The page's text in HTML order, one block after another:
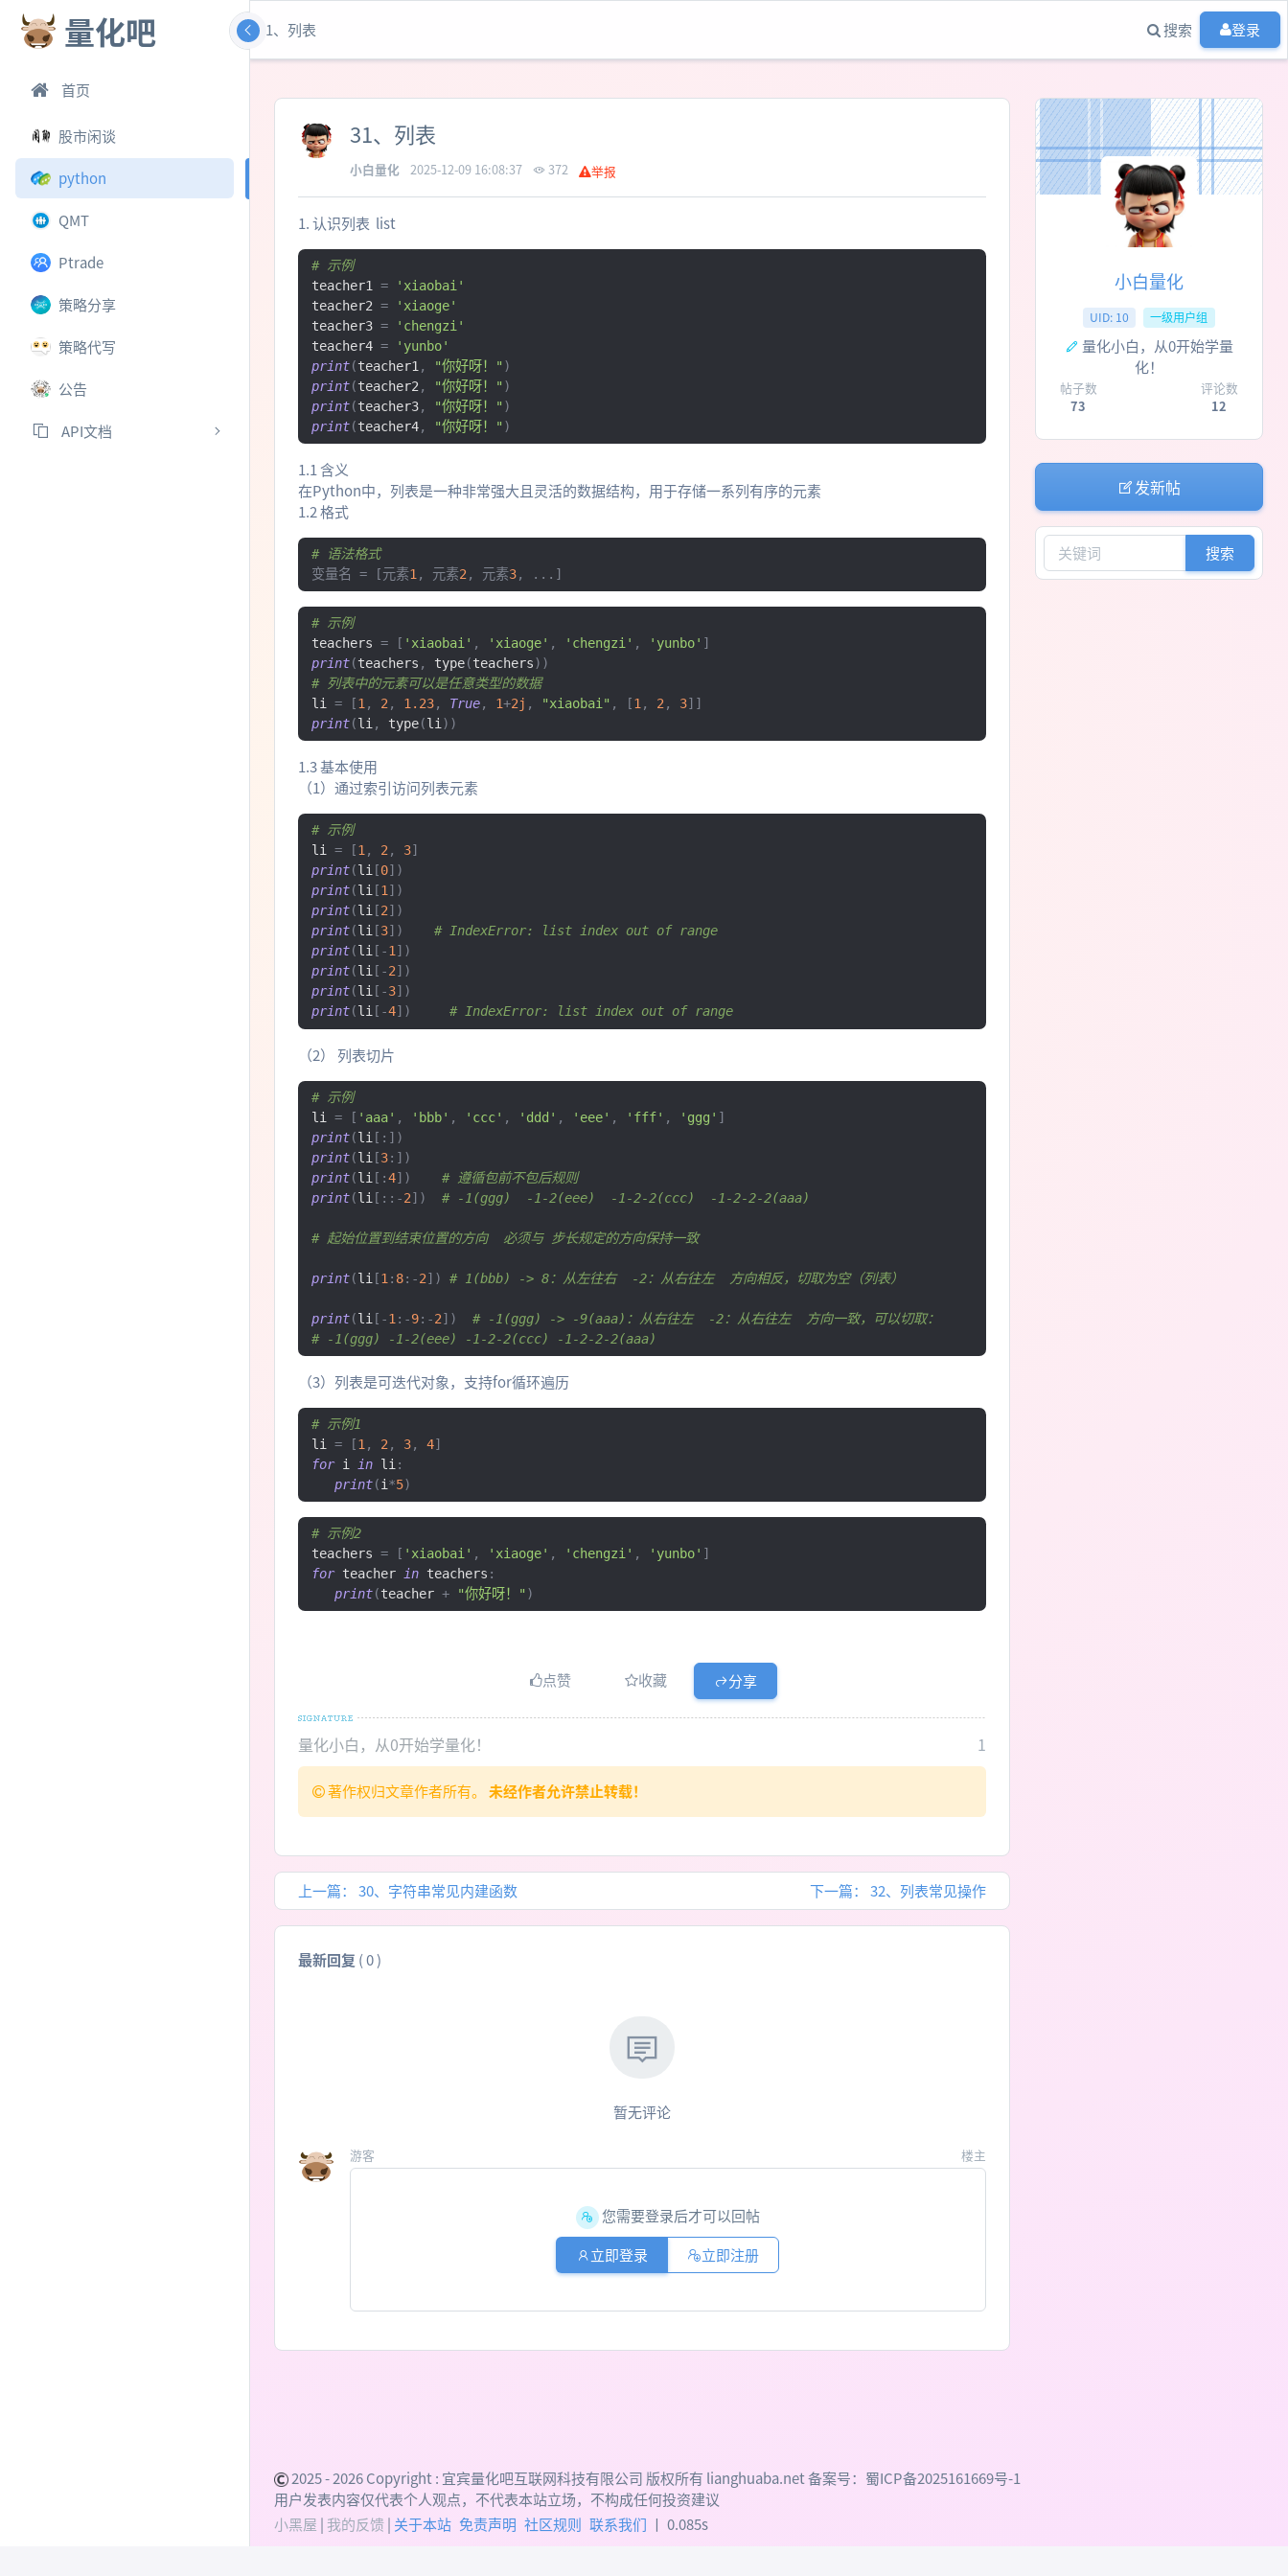
量化吧
首页
股市闲谈
python
QMT
Ptrade
策略分享
策略代写
公告
API文档
31、列表 搜索 登录
31、列表
小白量化 2025-12-09 16:08:37 372 举报
1. 认识列表 list
# 示例
teacher1 =
'xiaobai'
teacher2 =
'xiaoge'
teacher3 =
'chengzi'
teacher4 =
'yunbo'
print(teacher1 , "你好呀！" )
print(teacher2 , "你好呀！" )
print(teacher3, "你好呀！" )
print(teacher4, "你好呀！" )
1.1 含义
在Python中，列表是一种非常强大且灵活的数据结构，用于存储一系列有序的元素
1.2 格式
# 语法格式
变量名
= [元素1 , 元素2 , 元素3, ...]
# 示例
teachers = [ 'xiaobai' , 'xiaoge' , 'chengzi' , 'yunbo' ]
print(teachers , type(teachers))
# 列表中的元素可以是任意类型的数据
li = [1 , 2 , 1.23, True, 1+2j , "xiaobai" , [1 , 2 , 3]]
print(li , type(li ))
1.3 基本使用
（1）通过索引访问列表元素
# 示例
li = [1, 2, 3]
print(li [0])
print(li [1])
print(li [2])
print(li [3])
# IndexError: list index out of range
print(li [-1])
print(li [-2])
print(li [-3])
print(li [-4]) # IndexError: list index out of range
（2） 列表切片
# 示例
li = [ 'aaa' , 'bbb' , 'ccc' , 'ddd' , 'eee' , 'fff' , 'ggg' ]
print(li [:])
print(li [3:])
print(li [:4])
# 遵循包前不包后规则
print(li [::-2]) # -1(ggg)  -1-2(eee)  -1-2-2(ccc)  -1-2-2-2(aaa)
# 起始位置到结束位置的方向  必须与 步长规定的方向保持一致
print(li [1 : 8:-2]) # 1(bbb) -> 8：从左往右  -2：从右往左  方向相反，切取为空（列表）
print(li [-1 :-9:-2])
# -1(ggg) -> -9(aaa)：从右往左  -2：从右往左  方向一致，可以切取：
# -1(ggg) -1-2(eee) -1-2-2(ccc) -1-2-2-2(aaa)
（3）列表是可迭代对象，支持for循环遍历
# 示例1
li = [1 , 2 , 3, 4]
for i in li :
print(i *5)
# 示例2
teachers = [ 'xiaobai' , 'xiaoge' , 'chengzi' , 'yunbo' ]
for teacher in teachers :
print(teacher + "你好呀！" )
点赞 收藏 分享
量化小白，从0开始学量化！ 1
著作权归文章作者所有。 未经作者允许禁止转载！
上一篇： 30、字符串常见内建函数 下一篇： 32、列表常见操作
最新回复 (0)
暂无评论
游客 楼主
您需要登录后才可以回帖
立即登录
立即注册
小白量化
UID: 10 一级用户组
量化小白，从0开始学量
化！
帖子数
73
评论数
12
发新帖
搜索
2025 - 2026 Copyright : 宜宾量化吧互联网科技有限公司 版权所有 lianghuaba.net 备案号： 蜀ICP备2025161669号-1
用户发表内容仅代表个人观点，不代表本站立场，不构成任何投资建议
小黑屋 | 我的反馈| 关于本站 免责声明 社区规则 联系我们 丨 0.085s